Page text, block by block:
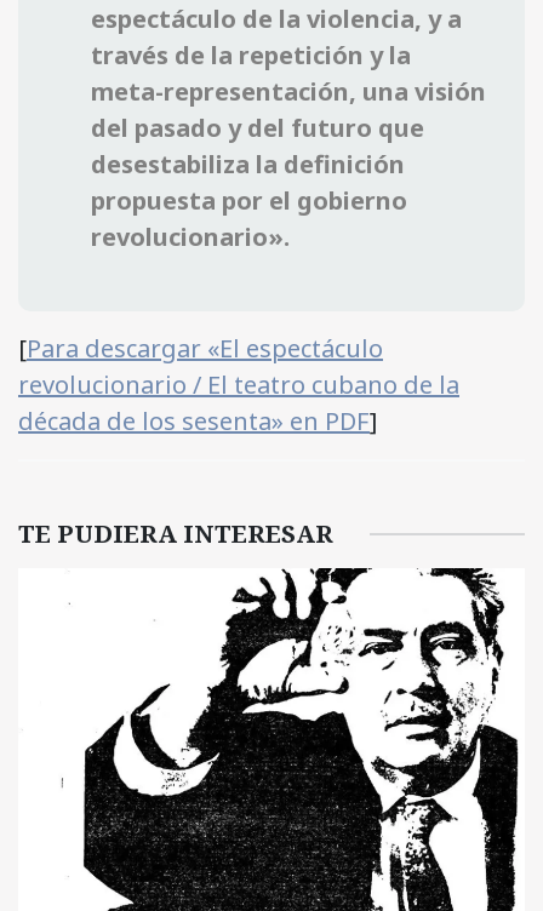
espectáculo de la violencia, y a
través de la repetición y la
meta-representación, una visión
del pasado y del futuro que
desestabiliza la definición
propuesta por el gobierno
revolucionario».
[Para descargar «El espectáculo
revolucionario / El teatro cubano de la
década de los sesenta» en PDF]
TE PUDIERA INTERESAR